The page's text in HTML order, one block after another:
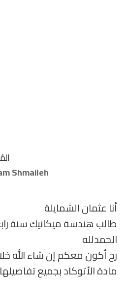
Shmaileh
أنا عثمان الشمايلة
طالب هندسة ميكانيك سنة
الحمدلله
رح أكون معكم إن شاء الله
مادة الأتوكاد بجميع تفاصيلها